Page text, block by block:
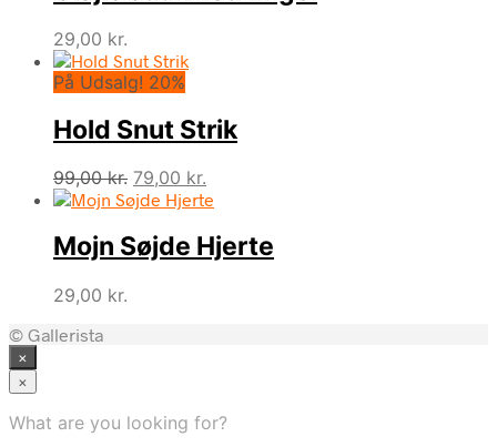
29,00 kr.
På Udsalg! 20%
Hold Snut Strik
99,00kr. Den
oprindelige
var:
99,00 kr..
79,00 kr.
aktuelle
er:
79,00 kr..
Mojn Søjde Hjerte
29,00 kr.
© Gallerista
×
×
What are you looking for?